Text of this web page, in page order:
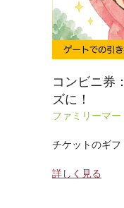
コンビニ券
ズに！
ファミリーマ
チケットのギフ
詳しく見る